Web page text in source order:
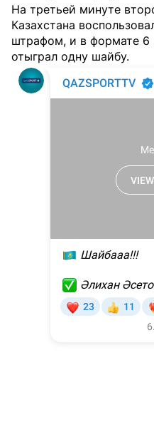
На третьей минуте
Казахстана
штрафом, и в формате 6
отыграл одну шайбу.